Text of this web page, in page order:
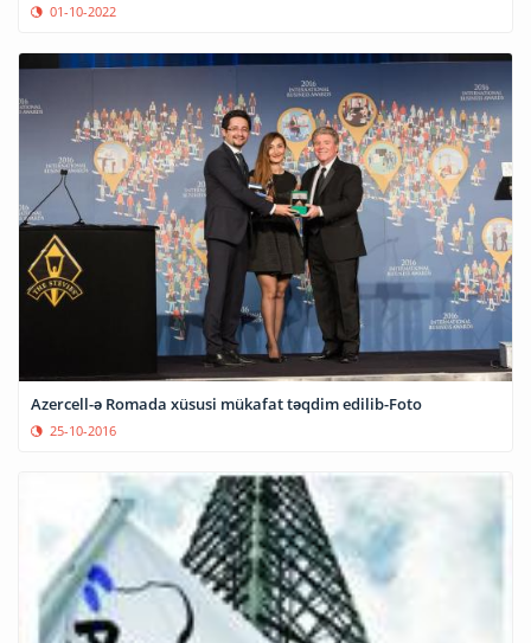
01-10-2022
Azercell-ə Romada xüsusi mükafat təqdim edilib-Foto
25-10-2016